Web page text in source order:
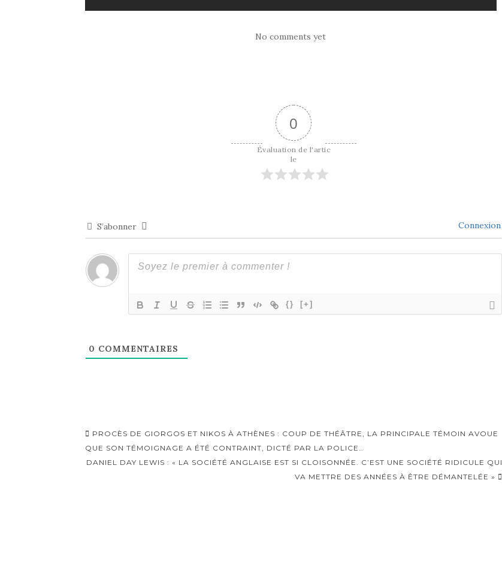
No comments yet
0
Évaluation de l'artic
le
S’abonner Connexion
{} [+]
0 COMMENTAIRES
Navigation
d'article
PROCÈS DE GIORGOS ET NIKOS À ATHÈNES : COUP DE THÉÂTRE, LA PRINCIPALE TÉMOIN AVOUE
QUE SON TÉMOIGNAGE A ÉTÉ CONTRAINT, DICTÉ PAR LA POLICE…
DANIEL DAY LEWIS : « LA SOCIÉTÉ ANGLAISE EST SI CLOISONNÉE. C’EST UNE SOCIÉTÉ RIDICULE QUI
VA METTRE DES ANNÉES À ÊTRE DÉMANTELÉE »